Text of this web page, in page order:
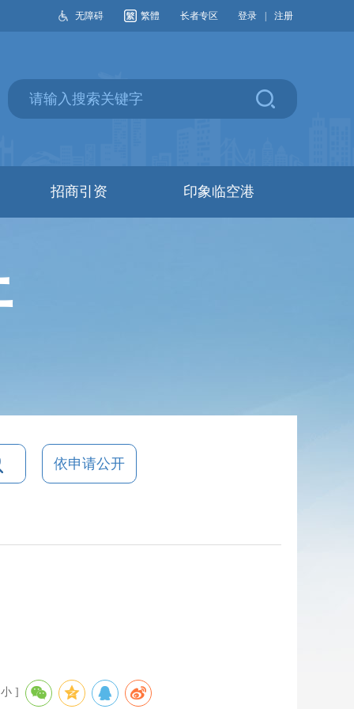
无障碍 繁體 长者专区 登录 注册
招商引资 印象临空港
依申请公开
小 ]